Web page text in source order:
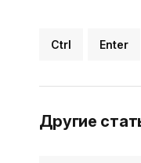
Ctrl Enter
Другие